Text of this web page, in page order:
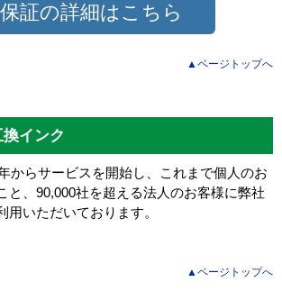
保証の詳細はこちら
▲ページトップへ
インク
からサービスを開始し、これまで個人のお
と、90,000社を超える法人のお客様に弊社
用いただいております。
▲ページトップへ